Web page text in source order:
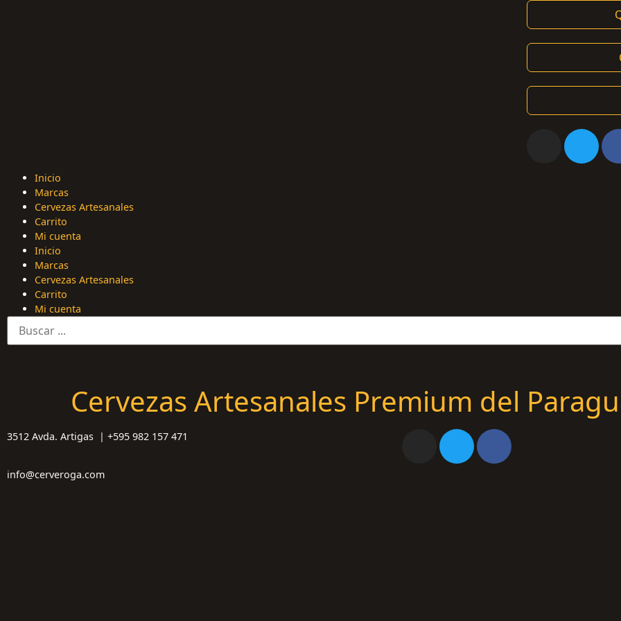
Inicio
Marcas
Cervezas Artesanales
Carrito
Mi cuenta
Inicio
Marcas
Cervezas Artesanales
Carrito
Mi cuenta
Cervezas Artesanales Premium del
3512 Avda. Artigas | +595 982 157 471
info@cerveroga.com